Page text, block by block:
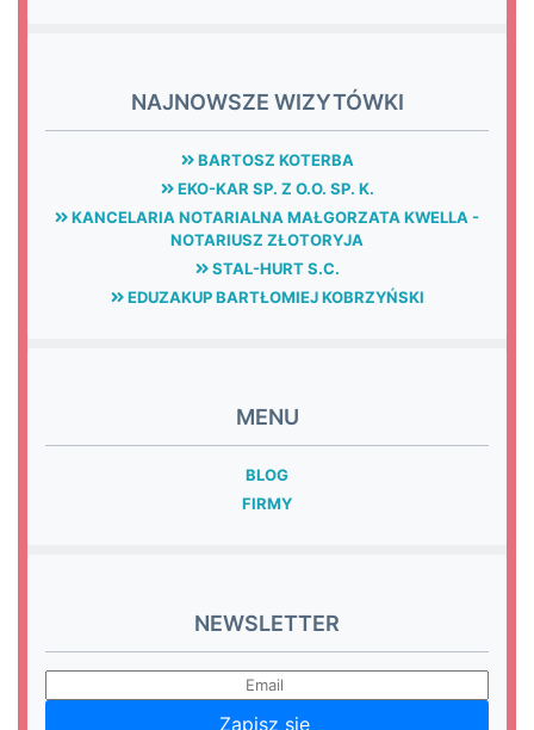
NAJNOWSZE WIZYTÓWKI
BARTOSZ KOTERBA
EKO-KAR SP. Z O.O. SP. K.
KANCELARIA NOTARIALNA MAŁGORZATA KWELLA -
NOTARIUSZ ZŁOTORYJA
STAL-HURT S.C.
EDUZAKUP BARTŁOMIEJ KOBRZYŃSKI
MENU
BLOG
FIRMY
NEWSLETTER
Zapisz się